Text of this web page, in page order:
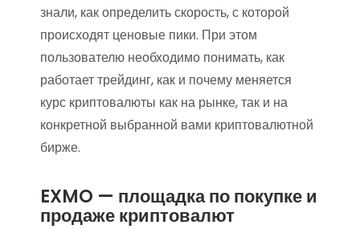
знали, как определить скорость, с которой
происходят ценовые пики. При этом
пользователю необходимо понимать, как
работает трейдинг, как и почему меняется
курс криптовалюты как на рынке, так и на
конкретной выбранной вами криптовалютной
бирже.
EXMO — площадка по покупке и
продаже криптовалют